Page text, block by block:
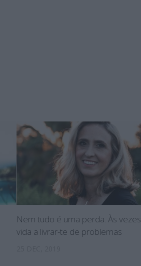
Nem tudo é uma perda. Às
vida a livrar-te de problemas